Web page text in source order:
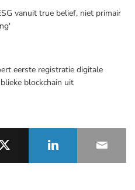
vanuit true belief, niet primair
eerste registratie digitale
blockchain uit